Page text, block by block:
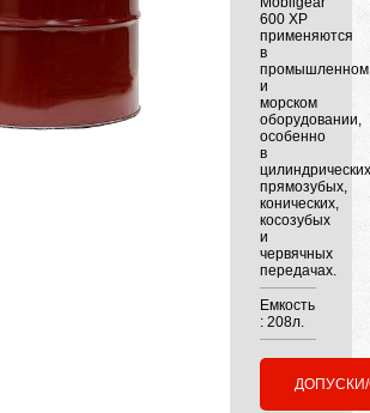
600 XP
применяются
в
промышленном
и
морском
оборудовании,
особенно
в
цилиндрических
прямозубых,
конических,
косозубых
и
червячных
передачах.
Емкость
: 208л.